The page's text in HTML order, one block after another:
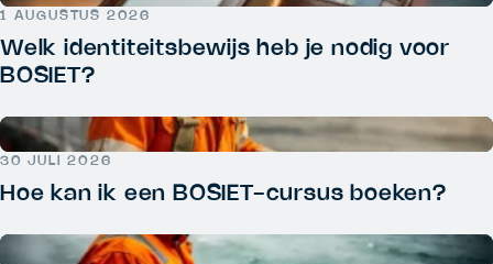
1 AUGUSTUS 2026
Welk identiteitsbewijs heb je nodig voor
BOSIET?
30 JULI 2026
Hoe kan ik een BOSIET-cursus boeken?